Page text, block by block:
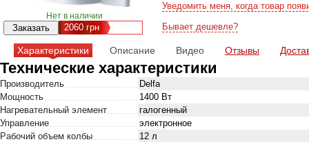
Нет в наличии
2060 грн
Уведомить меня, когда товар
Бывает дешевле?
Характеристики Описание Видео Отзывы
Технические характеристики
Производитель
Delfa
Мощность
1400 Вт
Нагревательный элемент
галогенный
Управление
электронное
Рабочий объем колбы
12 л